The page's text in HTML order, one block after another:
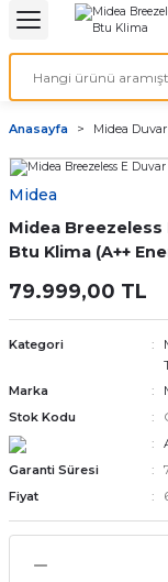
Tipi Klima
Duvar Tipi Klima
E Duvar Tipi Klima
Tipi Klima
Tipi Klima
Tipi Klima
Duvar Tipi Klima
Klima
Klima
Klima
Multi İç Ünite
Dış Ünite
Klima Sistemleri
Tipi Klima
Anasayfa Midea
Midea
Midea Breezeless
Btu Klima (A++
79.999,00 TL
Kategori
Marka
Stok Kodu
Garanti Süresi
Fiyat